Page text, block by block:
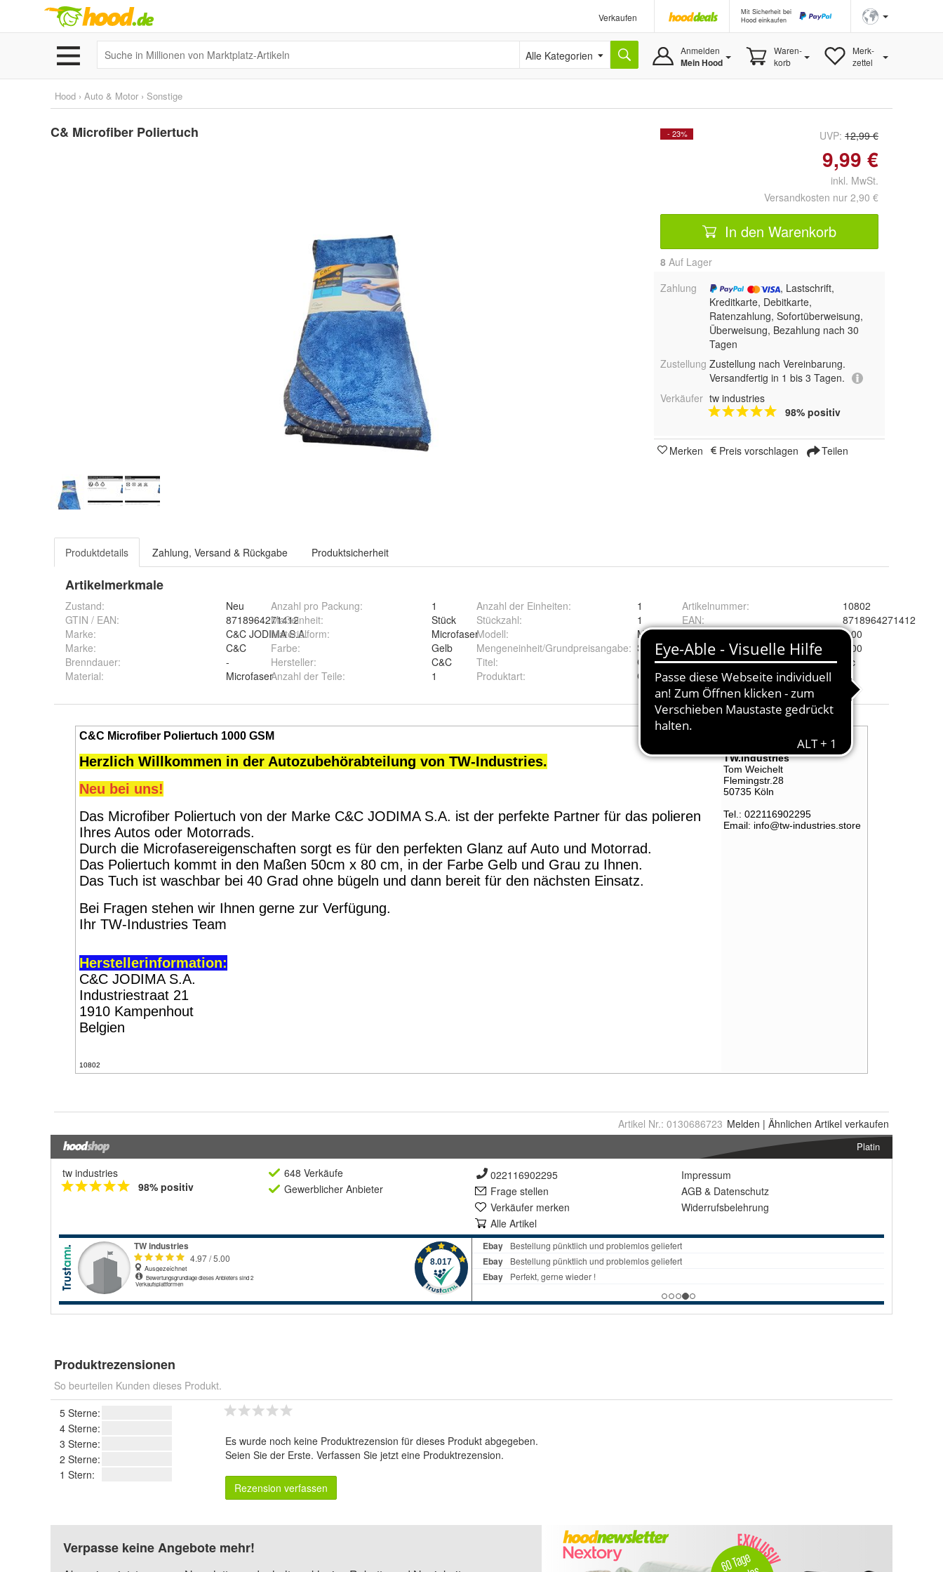
Verkaufen
Mit Sicherheit bei
Hood einkaufen
Alle Kategorien Anmelden
Mein Hood
Waren-
korb
Merk-
zettel
Hood › Auto & Motor › Sonstige
C& Microfiber Poliertuch - 23% UVP: 12,99 €
9,99 €
inkl. MwSt.
Versandkosten nur 2,90 €
In den Warenkorb
8 Auf Lager
Zahlung
, Lastschrift,
Kreditkarte, Debitkarte,
Ratenzahlung, Sofortüberweisung,
Überweisung, Bezahlung nach 30
Tagen
Zustellung Zustellung nach Vereinbarung.
Versandfertig in 1 bis 3 Tagen.
Verkäufer tw industries
98% positiv
Merken Preis vorschlagen Teilen
Produktdetails Zahlung, Versand & Rückgabe Produktsicherheit
Artikelmerkmale
Zustand:
Neu
GTIN / EAN:
8718964271412
Marke:
C&C JODIMA S.A.
Marke:
C&C
Brenndauer:
-
Material: Microfaser
Anzahl pro Packung:
1
Maßeinheit:
Stück
Materialform:
Microfaser
Farbe:
Gelb
Hersteller:
C&C
Anzahl der Teile: 1
Anzahl der Einheiten:
1
Stückzahl:
1
Modell:
Microfaser Poliertuch
Mengeneinheit/Grundpreisangabe: Stk.
Titel:
C&C Microfiber Poliertuch 1000 GSM
Produktart: C&C Microfiber Poliertuch 1000 GSM
Artikelnummer:
10802
EAN:
8718964271412
Gewicht (in kg):
1.00
Gewicht Netto (in kg)
:
1.00
Entsorgungshinweise
(Piktogramme):
fsc
Artikel Nr.: 0130686723 Melden | Ähnlichen Artikel verkaufen
Platin
tw industries
98% positiv
648 Verkäufe
Gewerblicher Anbieter
022116902295
Frage stellen
Verkäufer merken
Alle Artikel
Impressum
AGB & Datenschutz
Widerrufsbelehrung
Produktrezensionen
So beurteilen Kunden dieses Produkt.
5 Sterne:
4 Sterne:
3 Sterne:
2 Sterne:
1 Stern:
Es wurde noch keine Produktrezension für dieses Produkt abgegeben.
Seien Sie der Erste. Verfassen Sie jetzt eine Produktrezension.
Rezension verfassen
Verpasse keine Angebote mehr!